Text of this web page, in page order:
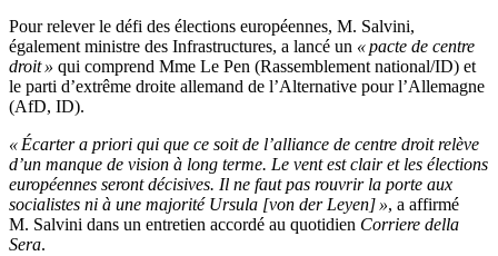
Pour relever le défi des élections européennes, M. Salvini,
également ministre des Infrastructures, a lancé un « pacte de centre
droit » qui comprend Mme Le Pen (Rassemblement national/ID) et
le parti d’extrême droite allemand de l’Alternative pour l’Allemagne
(AfD, ID).
« Écarter a priori qui que ce soit de l’alliance de centre droit relève
d’un manque de vision à long terme. Le vent est clair et les élections
européennes seront décisives. Il ne faut pas rouvrir la porte aux
socialistes ni à une majorité Ursula [von der Leyen] », a affirmé
M. Salvini dans un entretien accordé au quotidien Corriere della
Sera.